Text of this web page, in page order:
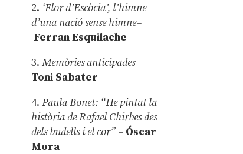
2. ‘Flor d’Escòcia’, l’himne
d’una nació sense himne–
Ferran Esquilache
3.Memòries anticipades–
Toni Sabater
4.Paula Bonet: “He pintat la
història de Rafael Chirbes des
dels budells i el cor” – Óscar
Mora